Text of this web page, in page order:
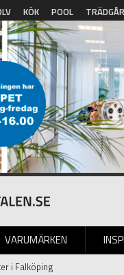
KÖK POOL
VARUMÄRKEN
BILDGALLERI
i Falköping